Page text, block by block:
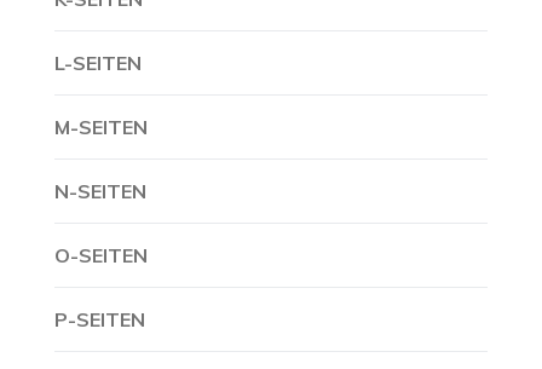
L-SEITEN
M-SEITEN
N-SEITEN
O-SEITEN
P-SEITEN